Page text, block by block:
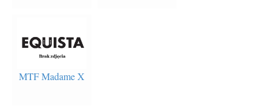
MTF Madame X